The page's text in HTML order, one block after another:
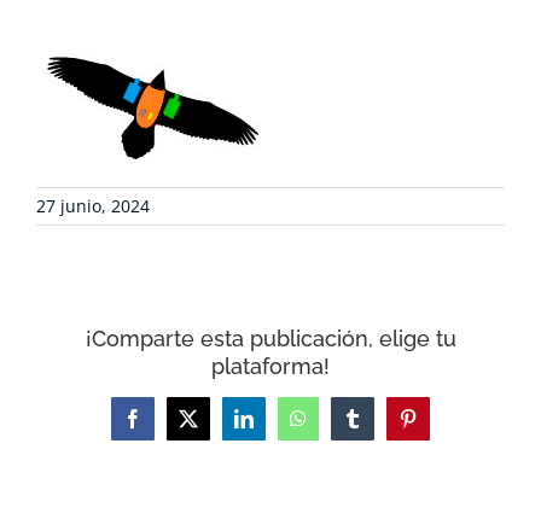
COLABORA
RECURSOS
CONTACTO
27 junio, 2024
¡Comparte esta publicación, elige tu
plataforma!
Facebook
X LinkedInWhatsAppTumblrPinterest